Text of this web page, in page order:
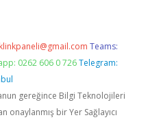
Teams:
0262 606 0 726 Telegram:
gereğince Bilgi Teknolojileri
onaylanmış bir Yer Sağlayıcı